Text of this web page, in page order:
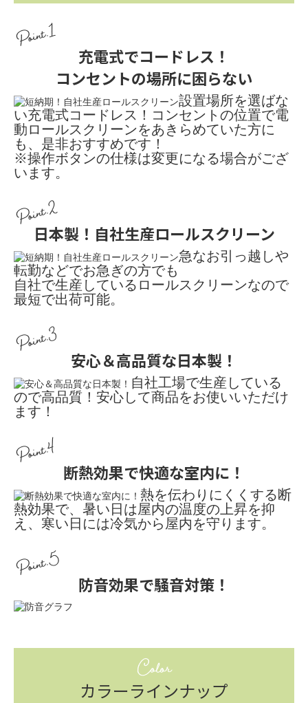
Point.1
充電式でコードレス！
コンセントの場所に困らない
設置場所を選ばな
い充電式コードレス！コンセントの位置で電
動ロールスクリーンをあきらめていた方に
も、是非おすすめです！
※操作ボタンの仕様は変更になる場合がござ
います。
Point.2
日本製！自社生産ロールスクリーン
急なお引っ越しや
転勤などでお急ぎの方でも
自社で生産しているロールスクリーンなので
最短で出荷可能。
Point.3
安心＆高品質な日本製！
自社工場で生産している
ので高品質！安心して商品をお使いいただけ
ます！
Point.4
断熱効果で快適な室内に！
熱を伝わりにくくする断
熱効果で、暑い日は屋内の温度の上昇を抑
え、寒い日には冷気から屋内を守ります。
Point.5
防音効果で騒音対策！
Color
カラーラインナップ